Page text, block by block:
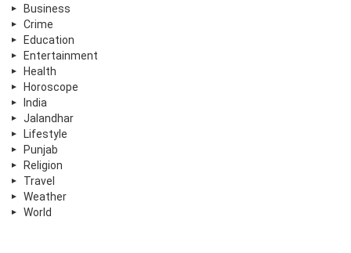
Business
Crime
Education
Entertainment
Health
Horoscope
India
Jalandhar
Lifestyle
Punjab
Religion
Travel
Weather
World